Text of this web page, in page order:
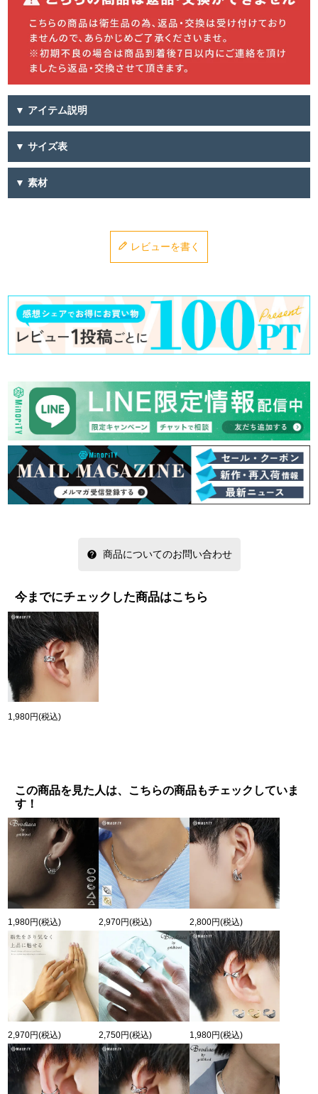
▼ アイテム説明
▼ サイズ表
▼ 素材
レビューを書く
商品についてのお問い合わせ
今までにチェックした商品はこちら
1,980円(税込)
この商品を見た人は、こちらの商品もチェックしていま
す！
1,980円(税込) 2,970円(税込) 2,800円(税込)
2,970円(税込) 2,750円(税込) 1,980円(税込)